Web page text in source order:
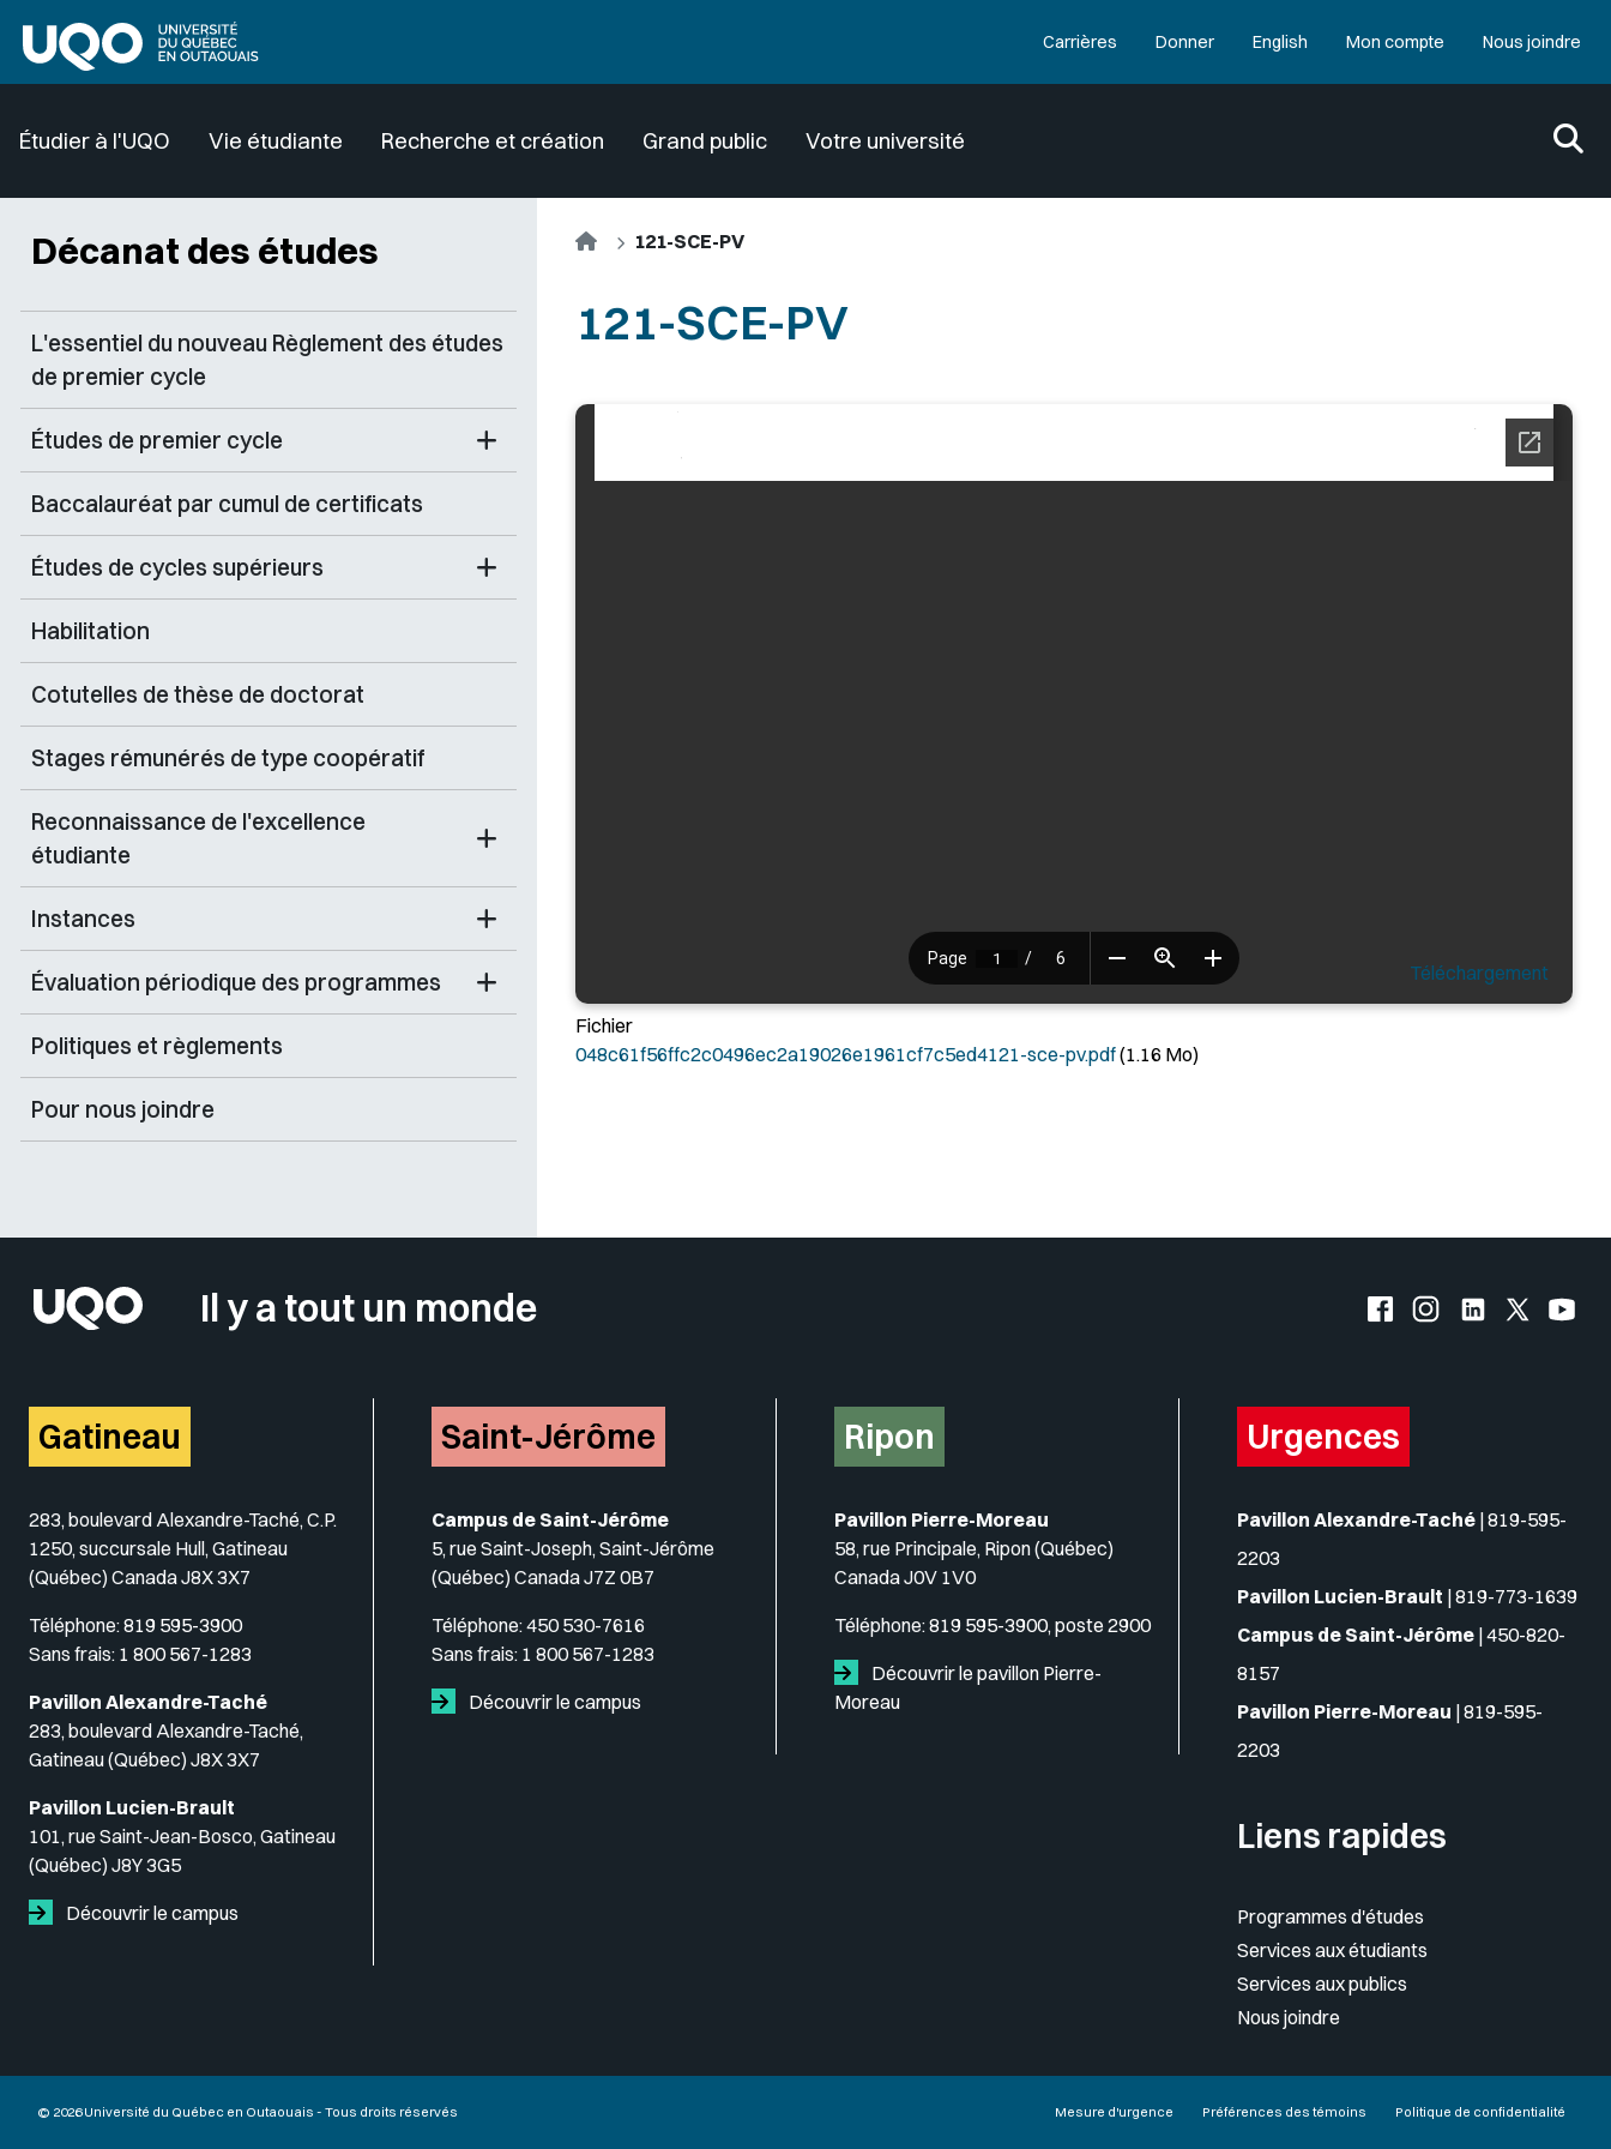
Carrières Donner English Mon compte Nous joindre
Étudier à l'UQO Vie étudiante Recherche et création Grand public Votre université
Décanat des études
L'essentiel du nouveau Règlement des études
de premier cycle
Études de premier cycle
Baccalauréat par cumul de certificats
Études de cycles supérieurs
Habilitation
Cotutelles de thèse de doctorat
Stages rémunérés de type coopératif
Reconnaissance de l'excellence
étudiante
Instances
Évaluation périodique des programmes
Politiques et règlements
Pour nous joindre
Accueil121-SCE-PV
121-SCE-PV
Téléchargement
Fichier
048c61f56ffc2c0496ec2a19026e1961cf7c5ed4121-sce-pv.pdf(1.16 Mo)
Il y a tout un monde Facebook de l'UQO
Instagram de l'UQO
LinkedIn de
X
Gatineau
283, boulevard Alexandre-Taché, C.P.
1250, succursale Hull, Gatineau
(Québec) Canada J8X 3X7
Téléphone:819 595-3900
Sans frais: 1 800 567-1283
Pavillon Alexandre-Taché
283, boulevard Alexandre-Taché,
Gatineau (Québec) J8X 3X7
Pavillon Lucien-Brault
101, rue Saint-Jean-Bosco, Gatineau
(Québec) J8Y 3G5
Découvrir le campus
Saint-Jérôme
Campus de Saint-Jérôme
5, rue Saint-Joseph, Saint-Jérôme
(Québec) Canada J7Z 0B7
Téléphone:450 530-7616
Sans frais: 1 800 567-1283
Découvrir le campus
Ripon
Pavillon Pierre-Moreau
58, rue Principale, Ripon (Québec)
Canada J0V 1V0
Téléphone:819 595-3900, poste 2900
Découvrir le pavillon Pierre-
Moreau
Urgences
Pavillon Alexandre-Taché |819-595-
2203
Pavillon Lucien-Brault |819-773-1639
Campus de Saint-Jérôme |450-820-
8157
Pavillon Pierre-Moreau |819-595-
2203
Liens rapides
Programmes d'études
Services aux étudiants
Services aux publics
Nous joindre
© 2026 Université du Québec en Outaouais - Tous droits réservés Mesure d'urgence Préférences des témoins Politique de confidentialité